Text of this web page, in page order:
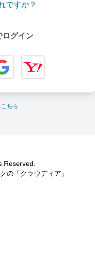
ですか？
ログイン
ちら
Reserved.
の「クラウディア」